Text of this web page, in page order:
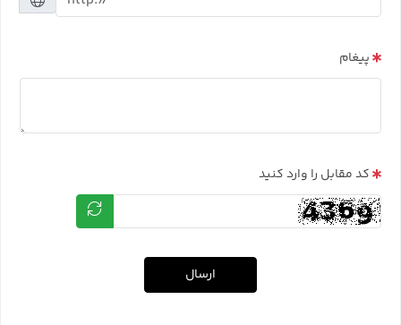
پیغام
کد مقابل را وارد کنید
ارسال